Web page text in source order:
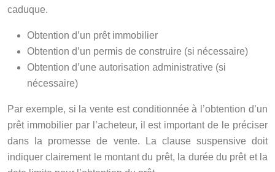
caduque.
Obtention d’un prêt immobilier
Obtention d’un permis de construire (si nécessaire)
Obtention d’une autorisation administrative (si
nécessaire)
Par exemple, si la vente est conditionnée à l’obtention d’un
prêt immobilier par l’acheteur, il est important de le préciser
dans la promesse de vente. La clause suspensive doit
indiquer clairement le montant du prêt, la durée du prêt et la